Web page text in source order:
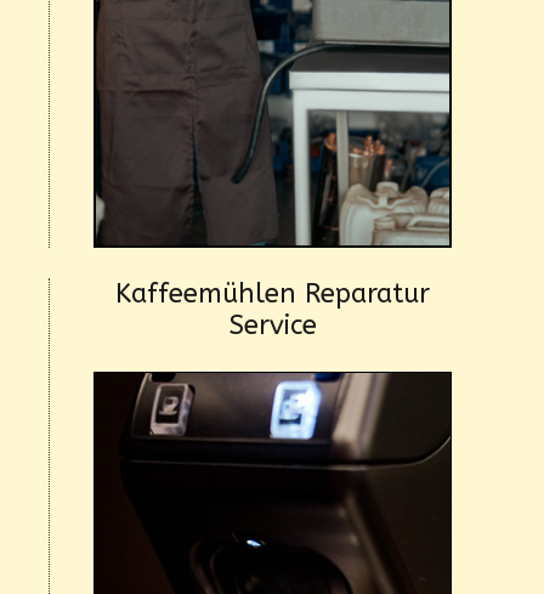
Kaffeemühlen Reparatur
Service